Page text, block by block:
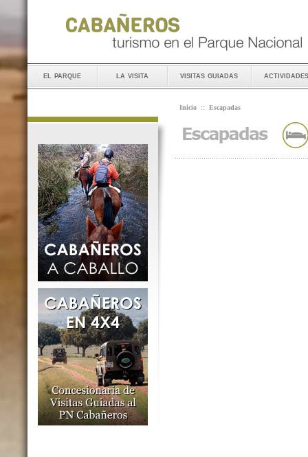
el parque la visita visitas guiadas actividades
Inicio :: Escapadas